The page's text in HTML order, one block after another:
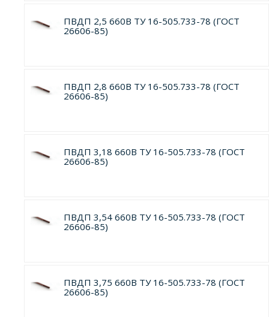
ПВДП 2,5 660В ТУ 16-505.733-78 (ГОСТ
26606-85)
ПВДП 2,8 660В ТУ 16-505.733-78 (ГОСТ
26606-85)
ПВДП 3,18 660В ТУ 16-505.733-78 (ГОСТ
26606-85)
ПВДП 3,54 660В ТУ 16-505.733-78 (ГОСТ
26606-85)
ПВДП 3,75 660В ТУ 16-505.733-78 (ГОСТ
26606-85)